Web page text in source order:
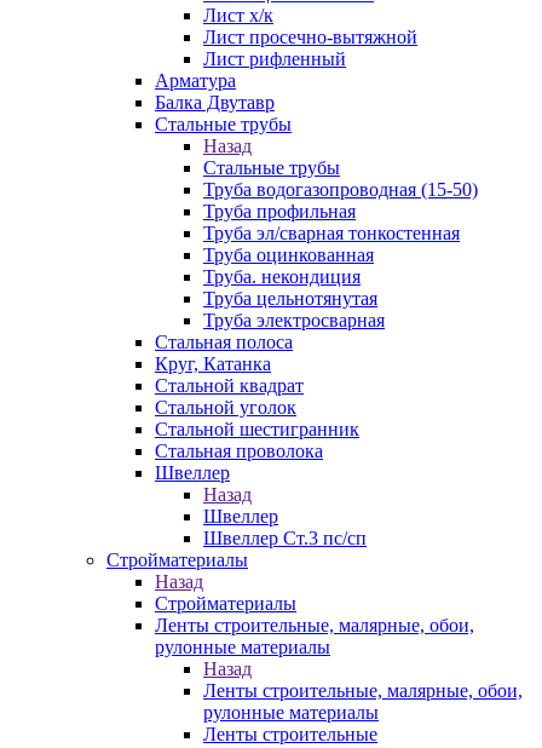
Лист х/к
Лист просечно-вытяжной
Лист рифленный
Арматура
Балка Двутавр
Стальные трубы
Назад
Стальные трубы
Труба водогазопроводная (15-50)
Труба профильная
Труба эл/сварная тонкостенная
Труба оцинкованная
Труба. некондиция
Труба цельнотянутая
Труба электросварная
Стальная полоса
Круг, Катанка
Стальной квадрат
Стальной уголок
Стальной шестигранник
Стальная проволока
Швеллер
Назад
Швеллер
Швеллер Ст.3 пс/сп
Стройматериалы
Назад
Стройматериалы
Ленты строительные, малярные, обои,
рулонные материалы
Назад
Ленты строительные, малярные, обои,
рулонные материалы
Ленты строительные